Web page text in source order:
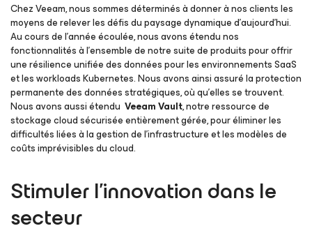
Chez Veeam, nous sommes déterminés à donner à nos clients les
moyens de relever les défis du paysage dynamique d’aujourd’hui.
Au cours de l’année écoulée, nous avons étendu nos
fonctionnalités à l’ensemble de notre suite de produits pour offrir
une résilience unifiée des données pour les environnements SaaS
et les workloads Kubernetes. Nous avons ainsi assuré la protection
permanente des données stratégiques, où qu’elles se trouvent.
Nous avons aussi étendu Veeam Vault, notre ressource de
stockage cloud sécurisée entièrement gérée, pour éliminer les
difficultés liées à la gestion de l’infrastructure et les modèles de
coûts imprévisibles du cloud.
Stimuler l’innovation dans le
secteur